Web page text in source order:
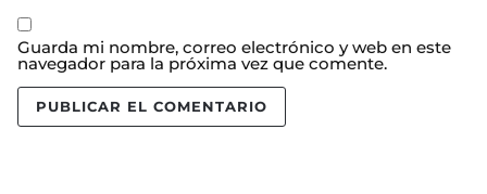
Guarda mi nombre, correo electrónico y web en este
navegador para la próxima vez que comente.